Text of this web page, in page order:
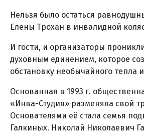
Нельзя было остаться
Елены Трохан в инвалидной
И гости, и организаторы
духовным единением, которое
обстановку необычайного тепла
Основанная в 1993 г.
«Инва-Студия» разменяла свой
Основателями её стала семья
Галкиных. Николай Николаевич